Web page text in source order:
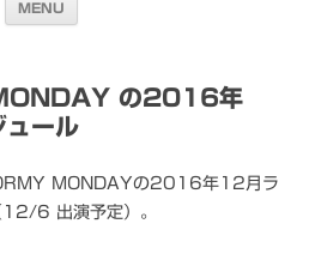
MENU
の2016年
ール
MONDAYの2016年12月ラ
12/6 出演予定）。